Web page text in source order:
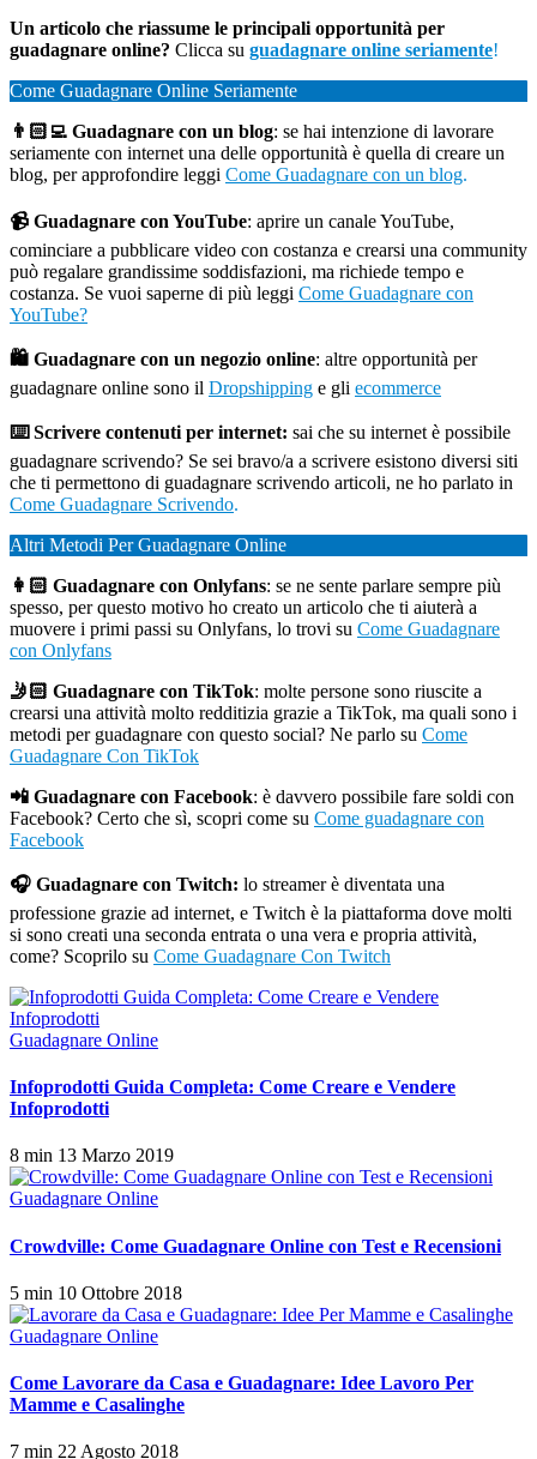
Un articolo che riassume le principali opportunità per
guadagnare online? Clicca su guadagnare online seriamente!
Come Guadagnare Online Seriamente
👨🏻‍💻 Guadagnare con un blog: se hai intenzione di lavorare
seriamente con internet una delle opportunità è quella di creare un
blog, per approfondire leggi Come Guadagnare con un blog.
📹 Guadagnare con YouTube: aprire un canale YouTube,
cominciare a pubblicare video con costanza e crearsi una community
può regalare grandissime soddisfazioni, ma richiede tempo e
costanza. Se vuoi saperne di più leggi Come Guadagnare con
YouTube?
🛍️ Guadagnare con un negozio online: altre opportunità per
guadagnare online sono il Dropshipping e gli ecommerce
⌨️ Scrivere contenuti per internet: sai che su internet è possibile
guadagnare scrivendo? Se sei bravo/a a scrivere esistono diversi siti
che ti permettono di guadagnare scrivendo articoli, ne ho parlato in
Come Guadagnare Scrivendo.
Altri Metodi Per Guadagnare Online
👩🏻 Guadagnare con Onlyfans: se ne sente parlare sempre più
spesso, per questo motivo ho creato un articolo che ti aiuterà a
muovere i primi passi su Onlyfans, lo trovi su Come Guadagnare
con Onlyfans
🤳🏻 Guadagnare con TikTok: molte persone sono riuscite a
crearsi una attività molto redditizia grazie a TikTok, ma quali sono i
metodi per guadagnare con questo social? Ne parlo su Come
Guadagnare Con TikTok
📲 Guadagnare con Facebook: è davvero possibile fare soldi con
Facebook? Certo che sì, scopri come su Come guadagnare con
Facebook
🎧 Guadagnare con Twitch: lo streamer è diventata una
professione grazie ad internet, e Twitch è la piattaforma dove molti
si sono creati una seconda entrata o una vera e propria attività,
come? Scoprilo su Come Guadagnare Con Twitch
Guadagnare Online
Infoprodotti Guida Completa: Come Creare e Vendere
Infoprodotti
8 min 13 Marzo 2019
Guadagnare Online
Crowdville: Come Guadagnare Online con Test e Recensioni
5 min 10 Ottobre 2018
Guadagnare Online
Come Lavorare da Casa e Guadagnare: Idee Lavoro Per
Mamme e Casalinghe
7 min 22 Agosto 2018